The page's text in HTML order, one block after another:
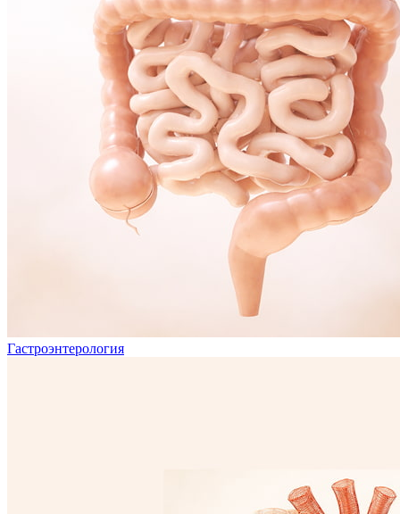
Гастроэнтерология